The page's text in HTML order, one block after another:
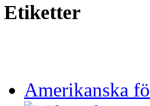
Etiketter
Amerikanska